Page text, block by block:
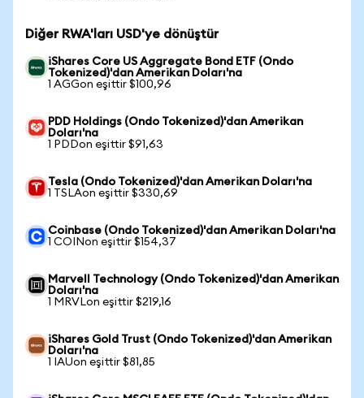
Diğer RWA'ları USD'ye dönüştür
iShares Core US Aggregate Bond ETF (Ondo
Tokenized)'dan Amerikan Doları'na
1 AGGon eşittir $100,96
PDD Holdings (Ondo Tokenized)'dan Amerikan
Doları'na
1 PDDon eşittir $91,63
Tesla (Ondo Tokenized)'dan Amerikan Doları'na
1 TSLAon eşittir $330,69
Coinbase (Ondo Tokenized)'dan Amerikan Doları'na
1 COINon eşittir $154,37
Marvell Technology (Ondo Tokenized)'dan Amerikan
Doları'na
1 MRVLon eşittir $219,16
iShares Gold Trust (Ondo Tokenized)'dan Amerikan
Doları'na
1 IAUon eşittir $81,85